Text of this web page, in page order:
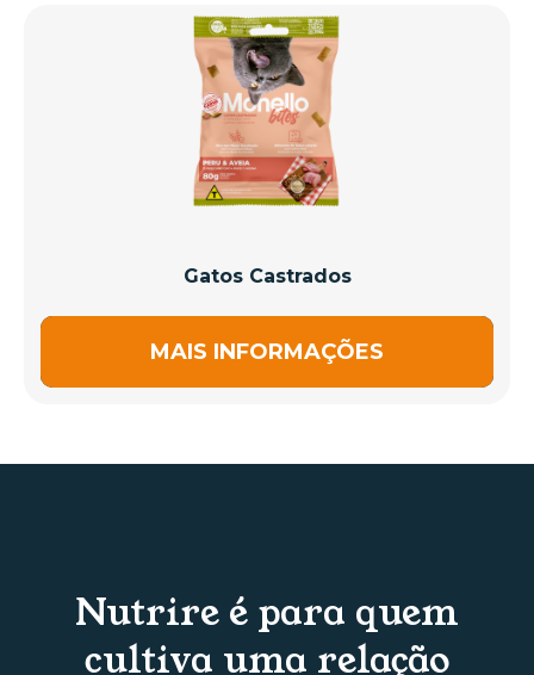
Gatos Castrados
MAIS INFORMAÇÕES
Nutrire é para quem
cultiva uma relação